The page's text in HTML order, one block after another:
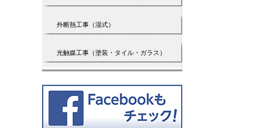
外断熱工事（湿式）
光触媒工事（塗装・タイル・ガラス）